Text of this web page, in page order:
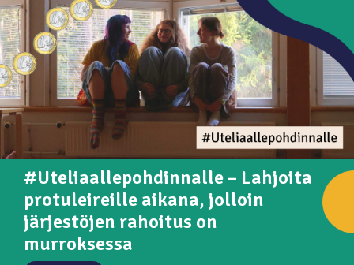
#Uteliaallepohdinnalle – Lahjoita
protuleireille aikana, jolloin
järjestöjen rahoitus on
murroksessa